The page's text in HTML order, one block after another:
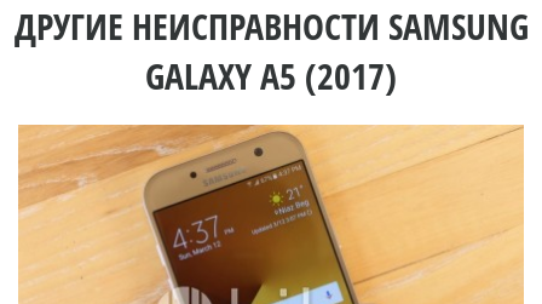
ДРУГИЕ НЕИСПРАВНОСТИ SAMSUNG
GALAXY A5 (2017)